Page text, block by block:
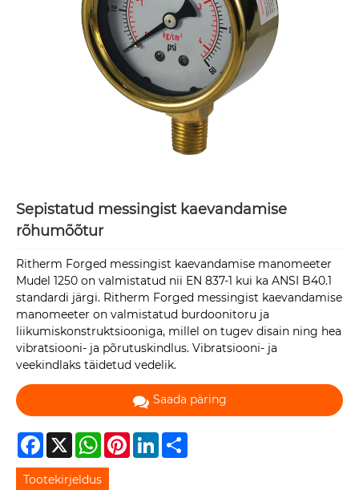
Sepistatud messingist kaevandamise
rõhumõõtur
Ritherm Forged messingist kaevandamise manomeeter
Mudel 1250 on valmistatud nii EN 837-1 kui ka ANSI B40.1
standardi järgi. Ritherm Forged messingist kaevandamise
manomeeter on valmistatud burdoonitoru ja
liikumiskonstruktsiooniga, millel on tugev disain ning hea
vibratsiooni- ja põrutuskindlus. Vibratsiooni- ja
veekindlaks täidetud vedelik.
Saada päring
Facebook
X WhatsAppPinterestLinkedIn
Tootekirjeldus